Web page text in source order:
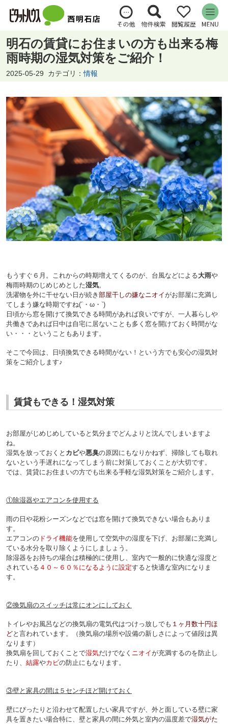
明石の賃貸にお住まいの方も出来る梅
雨時期の湿気対策をご紹介！
2025-05-29 カテゴリ：情報
もうすぐ６月。 これからの時期増えてくるのが、台風などによる大雨や
梅雨時期のじめじめとした湿気。
洗濯物を外に干せない日が続き 部屋干しの嫌なニオイがお部屋に充満し
てしまう嫌な時期ですね(´・ω・`)
日頃から窓を開けて換気できる時間があれば良いですが、一人暮らしや
共働きであれば日中は自宅に居ないことも多く窓を開けておく時間がな
い・・・ということもあります。
そこで今回は、日頃換気できる時間がない！という方でも安心の湿気対
策をご紹介します♪
賃貸もできる！湿気対策
お部屋がじめじめしていると気分までどんよりと沈んでしまいますよ
ね。
湿気を放っておくと カビや悪臭の原因にもなりかねず、掃除しても取れ
ないという手遅れになってしまう前に対策しておくことが大切です。
では、賃貸にお住まいの方でも出来る手軽な湿気対策をご紹介します。
①除湿器やエアコンを使用する
雨の日や花粉シーズンなどでは窓を開けて換気できない場合もありま
す。
エアコンのドライ機能を使用して空気中の湿度を下げ、お部屋に充満し
ている水分を取り除くようにしましょう。
除湿器をお持ちの場合は積極的に使用し、室内で一般的に快適な湿度と
されている ４０～６０％になるように設定すると快適な室内になりま
す。
②換気扇のスイッチは常にオンにしておく
トイレやお風呂などの換気扇の電気代はつけっ放しでも １ヶ月数十円ほ
どと言われています。
（換気扇の場所や設備の新しさによって値段は異
なります）
換気扇を回しておくことで湿気だけでなく ニオイが充満するのを防止し
たり、 結露やカビの防止にもなります。
③壁と家具の間は５センチほど開けておく
壁にぴったりと沿わせて配置したい家具ですが、外と面している壁に家
具を置きたい場合特に、壁と家具の間に外気と室内の温度差で湿気がた